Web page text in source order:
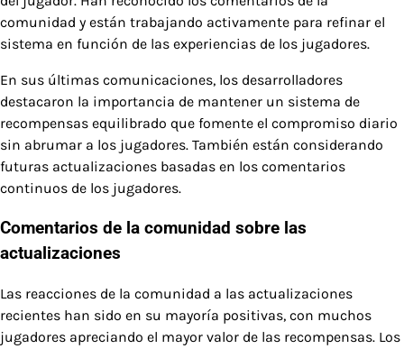
comunidad y están trabajando activamente para refinar el
sistema en función de las experiencias de los jugadores.
En sus últimas comunicaciones, los desarrolladores
destacaron la importancia de mantener un sistema de
recompensas equilibrado que fomente el compromiso diario
sin abrumar a los jugadores. También están considerando
futuras actualizaciones basadas en los comentarios
continuos de los jugadores.
Comentarios de la comunidad sobre las
actualizaciones
Las reacciones de la comunidad a las actualizaciones
recientes han sido en su mayoría positivas, con muchos
jugadores apreciando el mayor valor de las recompensas. Los